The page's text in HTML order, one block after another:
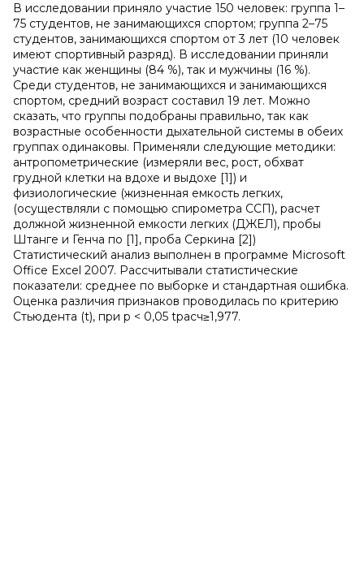
В исследовании приняло участие 150 человек: группа 1–
75 студентов, не занимающихся спортом; группа 2–75
студентов, занимающихся спортом от 3 лет (10 человек
имеют спортивный разряд). В исследовании приняли
участие как женщины (84 %), так и мужчины (16 %).
Среди студентов, не занимающихся и занимающихся
спортом, средний возраст составил 19 лет. Можно
сказать, что группы подобраны правильно, так как
возрастные особенности дыхательной системы в обеих
группах одинаковы. Применяли следующие методики:
антропометрические (измеряли вес, рост, обхват
грудной клетки на вдохе и выдохе [1]) и
физиологические (жизненная емкость легких,
(осуществляли с помощью спирометра ССП), расчет
должной жизненной емкости легких (ДЖЕЛ), пробы
Штанге и Генча по [1], проба Серкина [2])
Статистический анализ выполнен в программе Microsoft
Office Excel 2007. Рассчитывали статистические
показатели: cреднее по выборке и стандартная ошибка.
Оценка различия признаков проводилась по критерию
Стьюдента (t), при p < 0,05 tрасч≥1,977.